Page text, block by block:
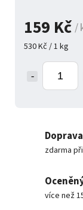
159 Kč /
530 Kč / 1 kg
zdarma
více než